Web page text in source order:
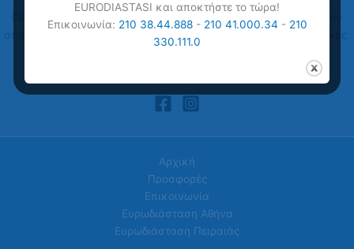
Copyright © 2026
| Online Μαθήματα Proficiency
από την Ευρωδιάσταση Νο 1 Κέντρα Ξένων Γλωσσών για Ενήλικες.
Αρχική
Προσφορές
Επικοινωνία
Ευρωδιάσταση Αθήνα
Ευρωδιάσταση Πειραιάς
EURODIASTASI και αποκτήστε το τώρα!
Επικοινωνία: 210 38.44.888- 210 41.000.34 - 210
330.111.0